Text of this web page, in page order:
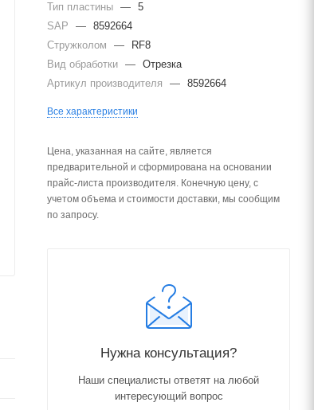
Тип пластины — 5
SAP
— 8592664
Стружколом
—
RF8
Вид обработки — Отрезка
Артикул производителя
— 8592664
Все характеристики
Цена, указанная на сайте, является
предварительной и сформирована на основании
прайс-листа производителя. Конечную цену, с
учетом объема и стоимости доставки, мы сообщим
по запросу.
Нужна консультация?
Наши специалисты ответят на любой
интересующий вопрос